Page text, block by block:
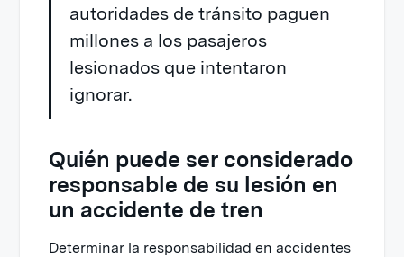
autoridades de tránsito paguen
millones a los pasajeros
lesionados que intentaron
ignorar.
Quién puede ser considerado
responsable de su lesión en
un accidente de tren
Determinar la responsabilidad en accidentes